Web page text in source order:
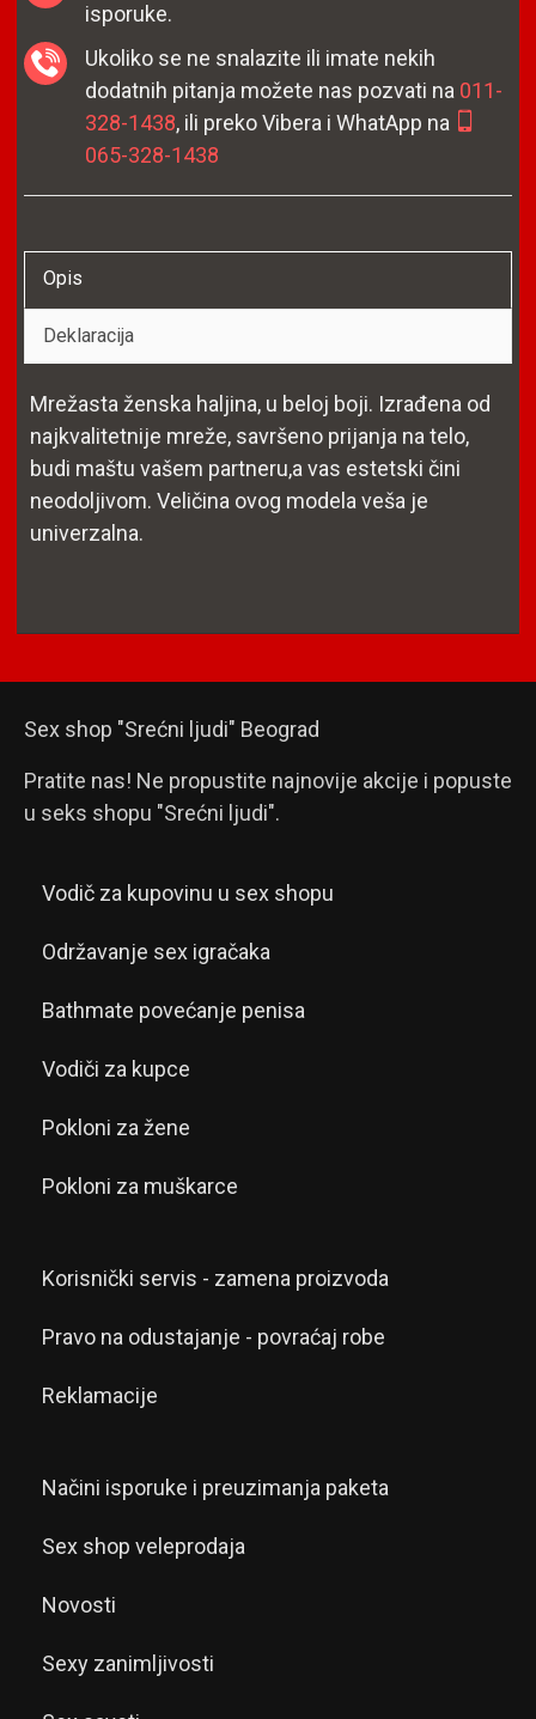
isporuke.
Ukoliko se ne snalazite ili imate nekih
dodatnih pitanja možete nas pozvati na 011-
328-1438, ili preko Vibera i WhatApp na
065-328-1438
Opis
Deklaracija
Mrežasta ženska haljina, u beloj boji. Izrađena od
najkvalitetnije mreže, savršeno prijanja na telo,
budi maštu vašem partneru,a vas estetski čini
neodoljivom. Veličina ovog modela veša je
univerzalna.
Sex shop "Srećni ljudi" Beograd
Pratite nas! Ne propustite najnovije akcije i popuste
u seks shopu "Srećni ljudi".
Vodič za kupovinu u sex shopu
Održavanje sex igračaka
Bathmate povećanje penisa
Vodiči za kupce
Pokloni za žene
Pokloni za muškarce
Korisnički servis - zamena proizvoda
Pravo na odustajanje - povraćaj robe
Reklamacije
Načini isporuke i preuzimanja paketa
Sex shop veleprodaja
Novosti
Sexy zanimljivosti